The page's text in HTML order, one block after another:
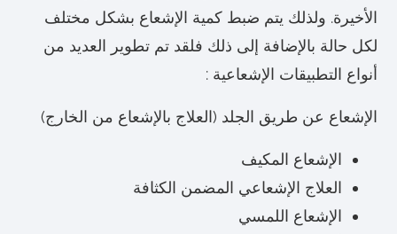
الأخيرة. ولذلك يتم ضبط كمية الإشعاع بشكل مختلف
لكل حالة بالإضافة إلى ذلك فلقد تم تطوير العديد من
أنواع التطبيقات الإشعاعية :
الإشعاع عن طريق الجلد (العلاج بالإشعاع من الخارج)
الإشعاع المكيف
العلاج الإشعاعي المضمن الكثافة
الإشعاع اللمسي